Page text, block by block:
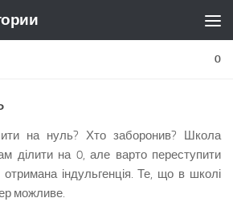
0
на нуль? Хто заборонив? Школа
ділити на 0, але варто переступити
отримана індульгенція. Те, що в школі
можливе.